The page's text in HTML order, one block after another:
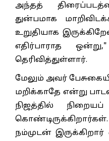
அந்தத்
துன்பமாக
உறுதியாக
எதிர்பாராத
தெரிவித்துள்ளார்.
மேலும் அவர்
மறிக்காதே என்று
நிஜத்தில்
நம்முடன்